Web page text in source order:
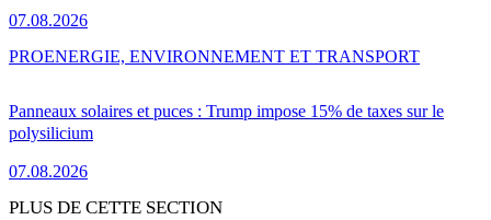
07.08.2026
Panneaux solaires et puces : Trump impose 15% de taxes sur le
polysilicium
07.08.2026
PROENERGIE, ENVIRONNEMENT ET TRANSPORT
PLUS DE CETTE SECTION